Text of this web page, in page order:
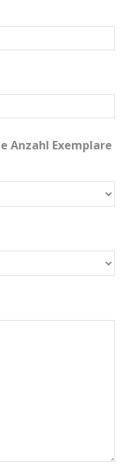
Anzahl Exemplare